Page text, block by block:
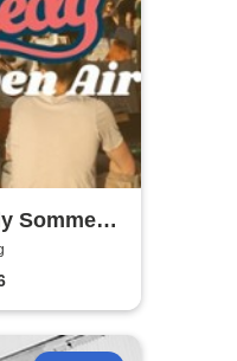
Sommer
Leipzig